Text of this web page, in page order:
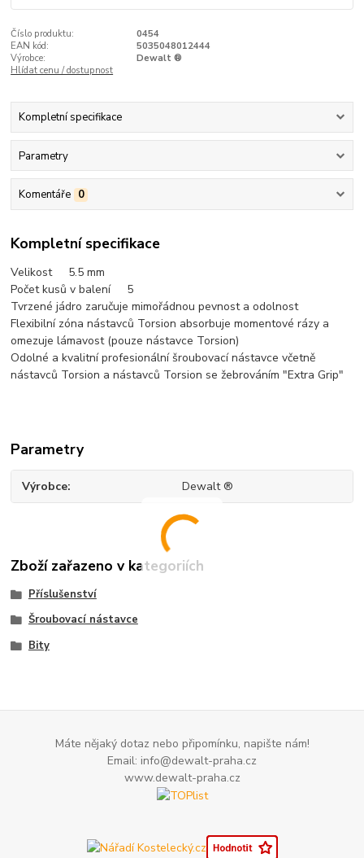
Číslo produktu:
0454
EAN kód:
5035048012444
Výrobce:
Dewalt ®
Hlídat cenu / dostupnost
Kompletní specifikace
Parametry
Komentáře 0
Kompletní specifikace
Velikost 5.5 mm
Počet kusů v balení 5
Tvrzené jádro zaručuje mimořádnou pevnost a odolnost
Flexibilní zóna nástavců Torsion absorbuje momentové rázy a
omezuje lámavost (pouze nástavce Torsion)
Odolné a kvalitní profesionální šroubovací nástavce včetně
nástavců Torsion a nástavců Torsion se žebrováním "Extra Grip"
Parametry
Výrobce Dewalt ®
Zboží zařazeno v kategoriích
Příslušenství
Šroubovací nástavce
Bity
Máte nějaký dotaz nebo připomínku, napište nám!
Email: info@dewalt-praha.cz
www.dewalt-praha.cz